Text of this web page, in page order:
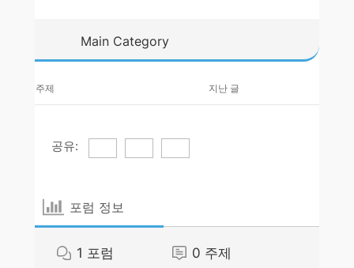
Main Category
주제 지난 글
공유:
포럼 정보
1 포럼 0 주제